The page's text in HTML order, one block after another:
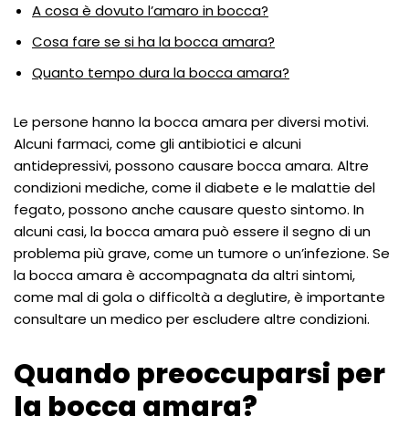
A cosa è dovuto l’amaro in bocca?
Cosa fare se si ha la bocca amara?
Quanto tempo dura la bocca amara?
Le persone hanno la bocca amara per diversi motivi.
Alcuni farmaci, come gli antibiotici e alcuni
antidepressivi, possono causare bocca amara. Altre
condizioni mediche, come il diabete e le malattie del
fegato, possono anche causare questo sintomo. In
alcuni casi, la bocca amara può essere il segno di un
problema più grave, come un tumore o un’infezione. Se
la bocca amara è accompagnata da altri sintomi,
come mal di gola o difficoltà a deglutire, è importante
consultare un medico per escludere altre condizioni.
Quando preoccuparsi per
la bocca amara?